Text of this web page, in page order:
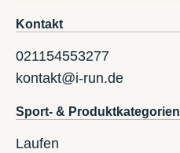
Kontakt
021154553277
kontakt@i-run.de
Sport- & Produktkategorien
Laufen